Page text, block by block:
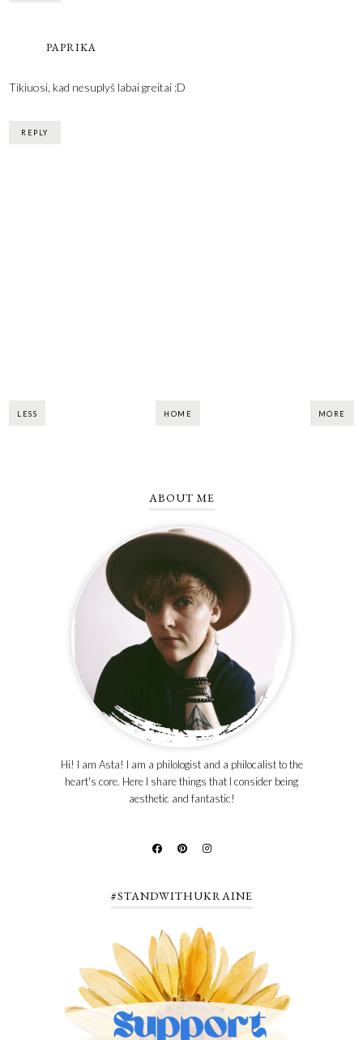
PAPRIKA
Tikiuosi, kad nesuplyš labai greitai :D
REPLY
LESS HOME MORE
ABOUT ME
Hi! I am Asta! I am a philologist and a philocalist to the
heart's core. Here I share things that I consider being
aesthetic and fantastic!
#STANDWITHUKRAINE